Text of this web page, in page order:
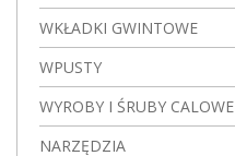
WKŁADKI GWINTOWE
WPUSTY
WYROBY I ŚRUBY CALOWE
NARZĘDZIA